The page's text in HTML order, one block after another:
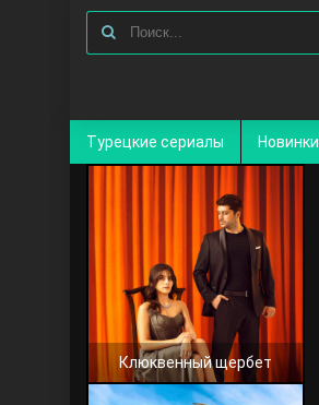
Турецкие сериалы Новинки
Клюквенный щербет